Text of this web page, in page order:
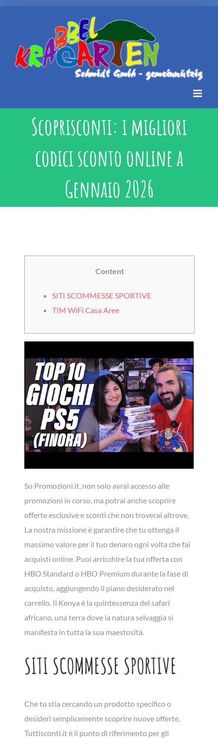
Scoprisconti: i migliori
codici sconto online a
Gennaio 2026
Content
SITI SCOMMESSE SPORTIVE
TIM WiFi Casa Aree
Su Promozioni.it, non solo avrai accesso alle
promozioni in corso, ma potrai anche scoprire
offerte esclusive e sconti che non troverai altrove.
La nostra missione è garantire che tu ottenga il
massimo valore per il tuo denaro ogni volta che fai
acquisti online. Puoi arricchire la tua offerta con
HBO Standard o HBO Premium durante la fase di
acquisto, aggiungendo il piano desiderato nel
carrello. Il Kenya è la quintessenza del safari
africano, una terra dove la natura selvaggia si
manifesta in tutta la sua maestosità.
SITI SCOMMESSE SPORTIVE
Che tu stia cercando un prodotto specifico o
desideri semplicemente scoprire nuove offerte,
Tuttisconti.it è il punto di riferimento per gli